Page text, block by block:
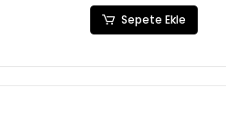
Sepete Ekle